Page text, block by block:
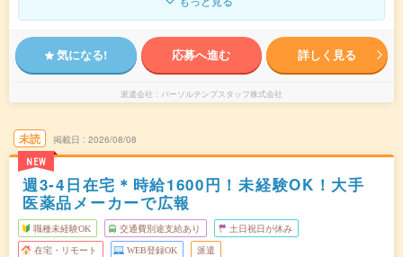
気になる! 応募へ進む 詳しく見る
派遣会社 パーソルテンプスタッフ株式会社
未読
NEW
掲載日 2026/08/08
週3-4日在宅＊時給1600円！未経験OK！大手
医薬品メーカーで広報
職種未経験OK 交通費別途支給あり 土日祝日が休み
在宅・リモート WEB登録OK 派遣